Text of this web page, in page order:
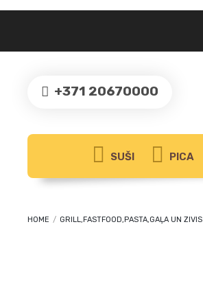
+371 20670000
SUŠI PICA
HOME / GRILL,FASTFOOD,PASTA,GAĻA UN ZIVIS